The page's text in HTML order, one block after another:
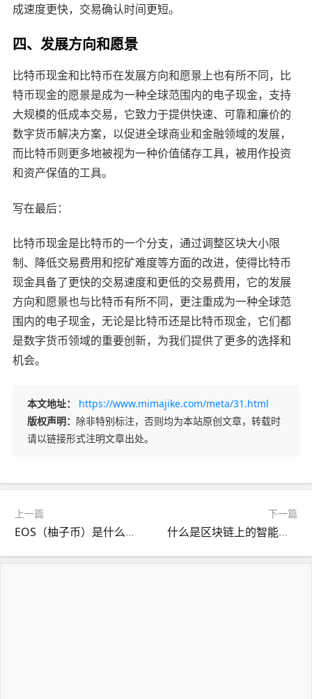
成速度更快，交易确认时间更短。
四、发展方向和愿景
比特币现金和比特币在发展方向和愿景上也有所不同，比
特币现金的愿景是成为一种全球范围内的电子现金，支持
大规模的低成本交易，它致力于提供快速、可靠和廉价的
数字货币解决方案，以促进全球商业和金融领域的发展，
而比特币则更多地被视为一种价值储存工具，被用作投资
和资产保值的工具。
写在最后：
比特币现金是比特币的一个分支，通过调整区块大小限
制、降低交易费用和挖矿难度等方面的改进，使得比特币
现金具备了更快的交易速度和更低的交易费用，它的发展
方向和愿景也与比特币有所不同，更注重成为一种全球范
围内的电子现金，无论是比特币还是比特币现金，它们都
是数字货币领域的重要创新，为我们提供了更多的选择和
机会。
本文地址：
https://www.mimajike.com/meta/31.html
版权声明： 除非特别标注，否则均为本站原创文章，转载时
请以链接形式注明文章出处。
上一篇
EOS（柚子币）是什么币？
下一篇
什么是区块链上的智能合约？